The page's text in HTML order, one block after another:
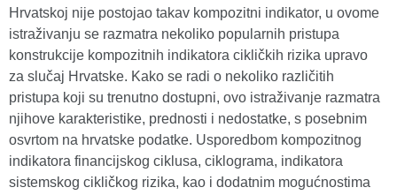
Hrvatskoj nije postojao takav kompozitni indikator, u ovome
istraživanju se razmatra nekoliko popularnih pristupa
konstrukcije kompozitnih indikatora cikličkih rizika upravo
za slučaj Hrvatske. Kako se radi o nekoliko različitih
pristupa koji su trenutno dostupni, ovo istraživanje razmatra
njihove karakteristike, prednosti i nedostatke, s posebnim
osvrtom na hrvatske podatke. Usporedbom kompozitnog
indikatora financijskog ciklusa, ciklograma, indikatora
sistemskog cikličkog rizika, kao i dodatnim mogućnostima